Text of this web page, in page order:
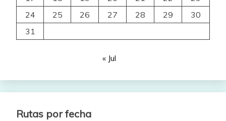
24
25 26 27 28 29
30
31
« Jul
Rutas por fecha